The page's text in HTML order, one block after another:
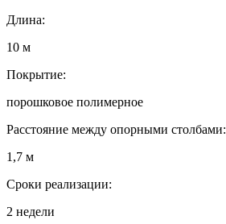
Длина:
10 м
Покрытие:
порошковое полимерное
Расстояние между опорными столбами:
1,7 м
Сроки реализации:
2 недели